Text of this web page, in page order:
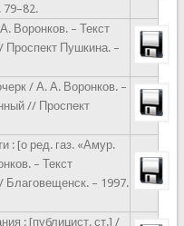
Воронков. – Текст
Проспект Пушкина. –
/ А. А. Воронков. –
// Проспект
: [о ред. газ. «Амур.
– Текст
Благовещенск. – 1997.
: [публицист. ст.] /